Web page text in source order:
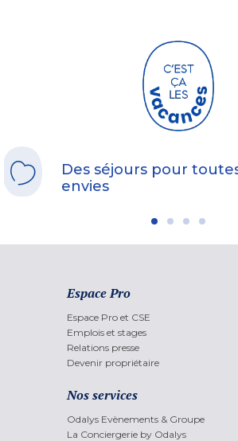
Des séjours pour
envies
Espace Pro
Espace Pro et CSE
Emplois et stages
Relations presse
Devenir propriétaire
Nos services
Odalys Evènements & Groupe
La Conciergerie by Odalys